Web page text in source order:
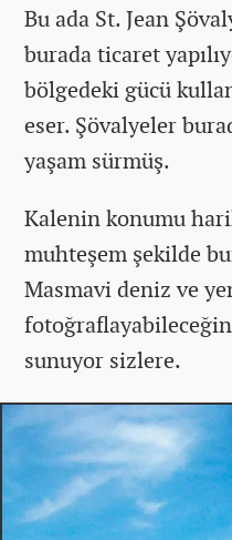
Bu ada St. Jean
burada ticaret
bölgedeki gücü
eser. Şövalyeler
yaşam sürmüş.
Kalenin konumu
muhteşem şekilde
Masmavi deniz ve
sunuyor sizlere.